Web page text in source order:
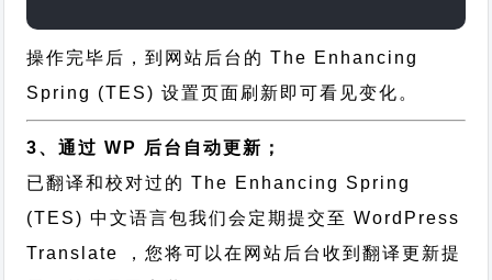
操作完毕后，到网站后台的 The Enhancing
Spring (TES) 设置页面刷新即可看见变化。
3、通过 WP 后台自动更新；
已翻译和校对过的 The Enhancing Spring
(TES) 中文语言包我们会定期提交至 WordPress
Translate ，您将可以在网站后台收到翻译更新提